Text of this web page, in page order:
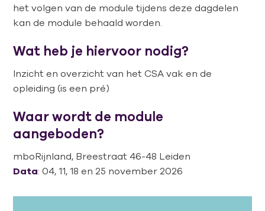
het volgen van de module tijdens deze dagdelen
kan de module behaald worden.
Wat heb je hiervoor nodig?
Inzicht en overzicht van het CSA vak en de
opleiding (is een pré)
Waar wordt de module
aangeboden?
mboRijnland, Breestraat 46-48 Leiden
Data: 04, 11, 18 en 25 november 2026